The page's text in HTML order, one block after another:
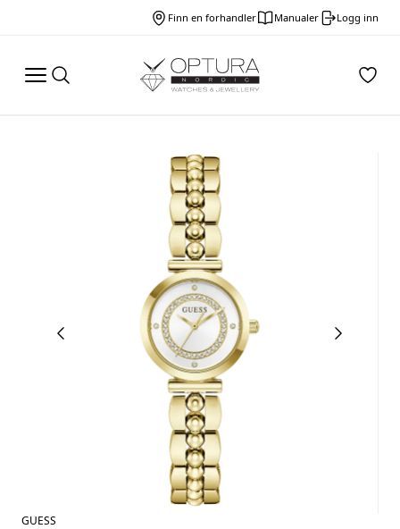
Finn en forhandler Manualer Logg inn
GUESS